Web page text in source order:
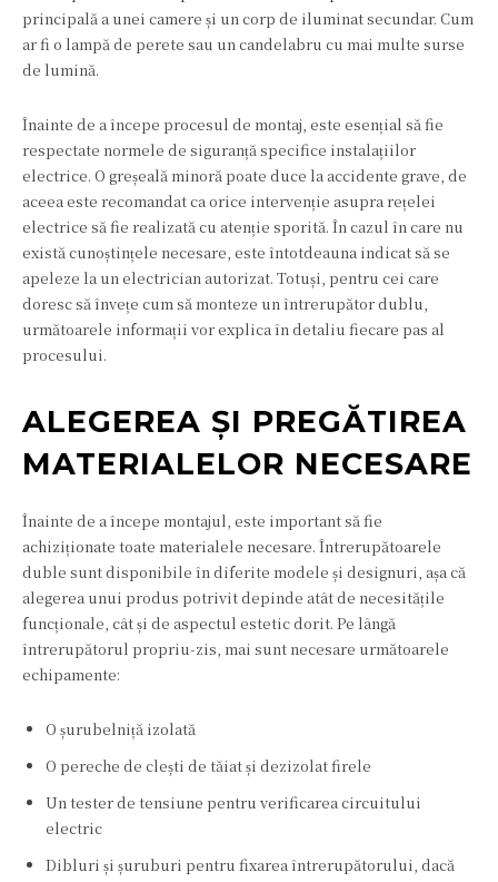
principală a unei camere și un corp de iluminat secundar. Cum
ar fi o lampă de perete sau un candelabru cu mai multe surse
de lumină.
Înainte de a începe procesul de montaj, este esențial să fie
respectate normele de siguranță specifice instalațiilor
electrice. O greșeală minoră poate duce la accidente grave, de
aceea este recomandat ca orice intervenție asupra rețelei
electrice să fie realizată cu atenție sporită. În cazul în care nu
există cunoștințele necesare, este întotdeauna indicat să se
apeleze la un electrician autorizat. Totuși, pentru cei care
doresc să învețe cum să monteze un întrerupător dublu,
următoarele informații vor explica în detaliu fiecare pas al
procesului.
ALEGEREA ȘI PREGĂTIREA
MATERIALELOR NECESARE
Înainte de a începe montajul, este important să fie
achiziționate toate materialele necesare. Întrerupătoarele
duble sunt disponibile în diferite modele și designuri, așa că
alegerea unui produs potrivit depinde atât de necesitățile
funcționale, cât și de aspectul estetic dorit. Pe lângă
întrerupătorul propriu-zis, mai sunt necesare următoarele
echipamente:
O șurubelniță izolată
O pereche de clești de tăiat și dezizolat firele
Un tester de tensiune pentru verificarea circuitului
electric
Dibluri și șuruburi pentru fixarea întrerupătorului, dacă